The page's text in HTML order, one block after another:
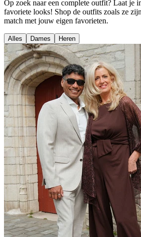
Op zoek naar een complete outfit? Laat je
favoriete looks! Shop de outfits zoals ze
match met jouw eigen favorieten.
Alles Dames Heren